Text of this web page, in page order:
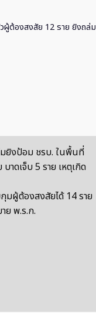
ผู้ต้องสงสัย 12 ราย ยิงถล่ม
ยิงป้อม ชรบ. ในพื้นที่
าดเจ็บ 5 ราย เหตุเกิด
มผู้ต้องสงสัยได้ 14 ราย
ย พ.ร.ก.